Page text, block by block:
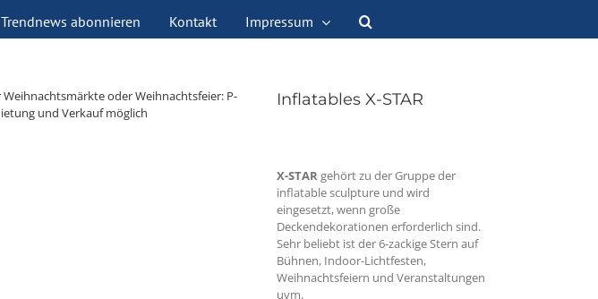
Trendnews abonnieren Kontakt Impressum
Inflatables X-STAR
X-STARgehört zu der Gruppe der
inflatable sculpture und wird
eingesetzt, wenn große
Deckendekorationen erforderlich sind.
Sehr beliebt ist der 6-zackige Stern auf
Bühnen, Indoor-Lichtfesten,
Weihnachtsfeiern und Veranstaltungen
uvm.